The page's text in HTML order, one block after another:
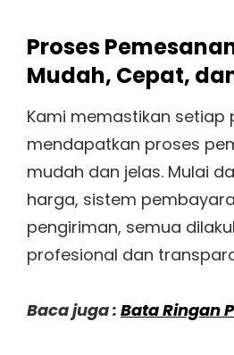
Proses
Mudah, Cepat,
Kami memastikan setiap
mendapatkan proses
mudah dan jelas. Mulai
harga, sistem
pengiriman, semua
profesional dan
Baca juga : Bata Ringan